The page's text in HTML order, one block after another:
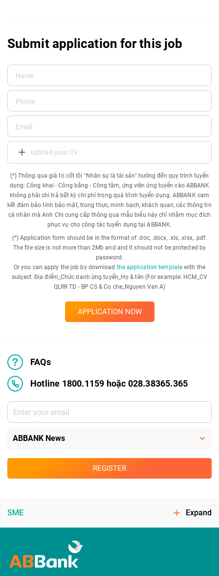
Submit application for this job
Upload your CV
(*) Thông qua giá trị cốt lõi "Nhân sự là tài sản" hướng đến quy trình tuyển
dụng: Công khai - Công bằng - Công tâm, ứng viên ứng tuyển vào ABBANK
không phải chi trả bất kỳ chi phí trong quá trình tuyển dụng. ABBANK cam
kết đảm bảo tính bảo mật, trung thực, minh bạch, khách quan, các thông tin
cá nhân mà Anh Chị cung cấp thông qua mẫu biểu này chỉ nhằm mục đích
phục vụ cho công tác tuyển dụng tại ABBANK.
(*) Application form should be in the format of .doc, .docx, .xls, .xlsx, .pdf.
The file size is not more than 2Mb and and it should not be protected by
password.
Or you can apply the job by download the application template with the
subject: Địa điểm_Chức danh ứng tuyển_Họ & tên (For example: HCM_CV
QLRR TD - BP CS & Co che_Nguyen Van A)
APPLICATION NOW
FAQs
Hotline 1800.1159 hoặc 028.38365.365
REGISTER
SME Expand